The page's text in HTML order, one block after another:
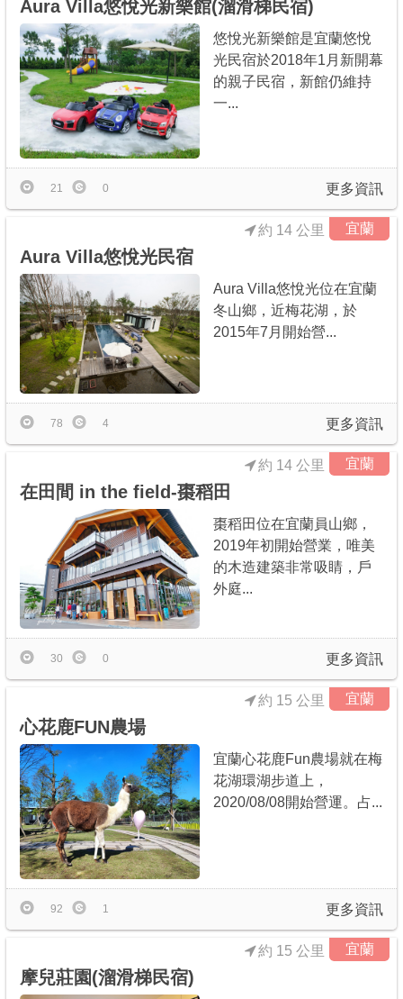
Aura Villa悠悅光新樂館(溜滑梯民宿)
悠悅光新樂館是宜蘭悠悅
光民宿於2018年1月新開幕
的親子民宿，新館仍維持
一...
更多資訊
21 0
宜蘭
Aura Villa悠悅光民宿
約 14 公里
Aura Villa悠悅光位在宜蘭
冬山鄉，近梅花湖，於
2015年7月開始營...
更多資訊
78 4
宜蘭
在田間 in the field-棗稻田
約 14 公里
棗稻田位在宜蘭員山鄉，
2019年初開始營業，唯美
的木造建築非常吸睛，戶
外庭...
更多資訊
30 0
宜蘭
心花鹿FUN農場
約 15 公里
宜蘭心花鹿Fun農場就在梅
花湖環湖步道上，
2020/08/08開始營運。占...
更多資訊
92 1
宜蘭
摩兒莊園(溜滑梯民宿)
約 15 公里